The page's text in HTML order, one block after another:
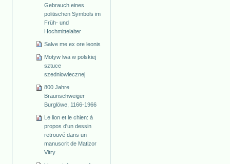
Gebrauch eines
politischen Symbols im
Früh- und
Hochmittelalter
Salve me ex ore leonis
Motyw lwa w polskiej
sztuce
szedniowiecznej
800 Jahre
Braunschweiger
Burglöwe, 1166-1966
Le lion et le chien: à
propos d'un dessin
retrouvé dans un
manuscrit de Matizor
Vitry